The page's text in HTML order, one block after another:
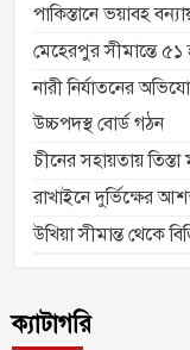
পাকিস্তানে ভয়াবহ
মেহেরপুর সীমান্তে
নারী নির্যাতনের
উচ্চপদস্থ বোর্ড গঠন
চীনের সহায়তায়
রাখাইনে দুর্ভিক্ষের
উখিয়া সীমান্ত থেকে
ক্যাটাগরি